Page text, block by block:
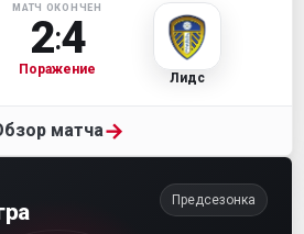
МАТЧ ОКОНЧЕН
2:4
Поражение
Лидс
матча→
Предсезонка